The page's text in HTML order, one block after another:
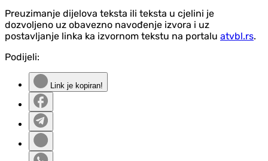
Preuzimanje dijelova teksta ili teksta u cjelini je
dozvoljeno uz obavezno navođenje izvora i uz
postavljanje linka ka izvornom tekstu na portalu atvbl.rs.
Podijeli:
Link je kopiran!